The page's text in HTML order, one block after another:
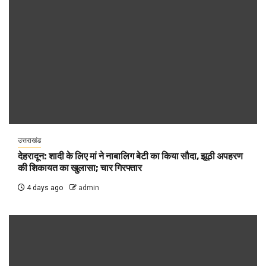
उत्तराखंड
देहरादून: शादी के लिए मां ने नाबालिग बेटी का किया सौदा, झूठी अपहरण
की शिकायत का खुलासा; चार गिरफ्तार
4 days ago admin